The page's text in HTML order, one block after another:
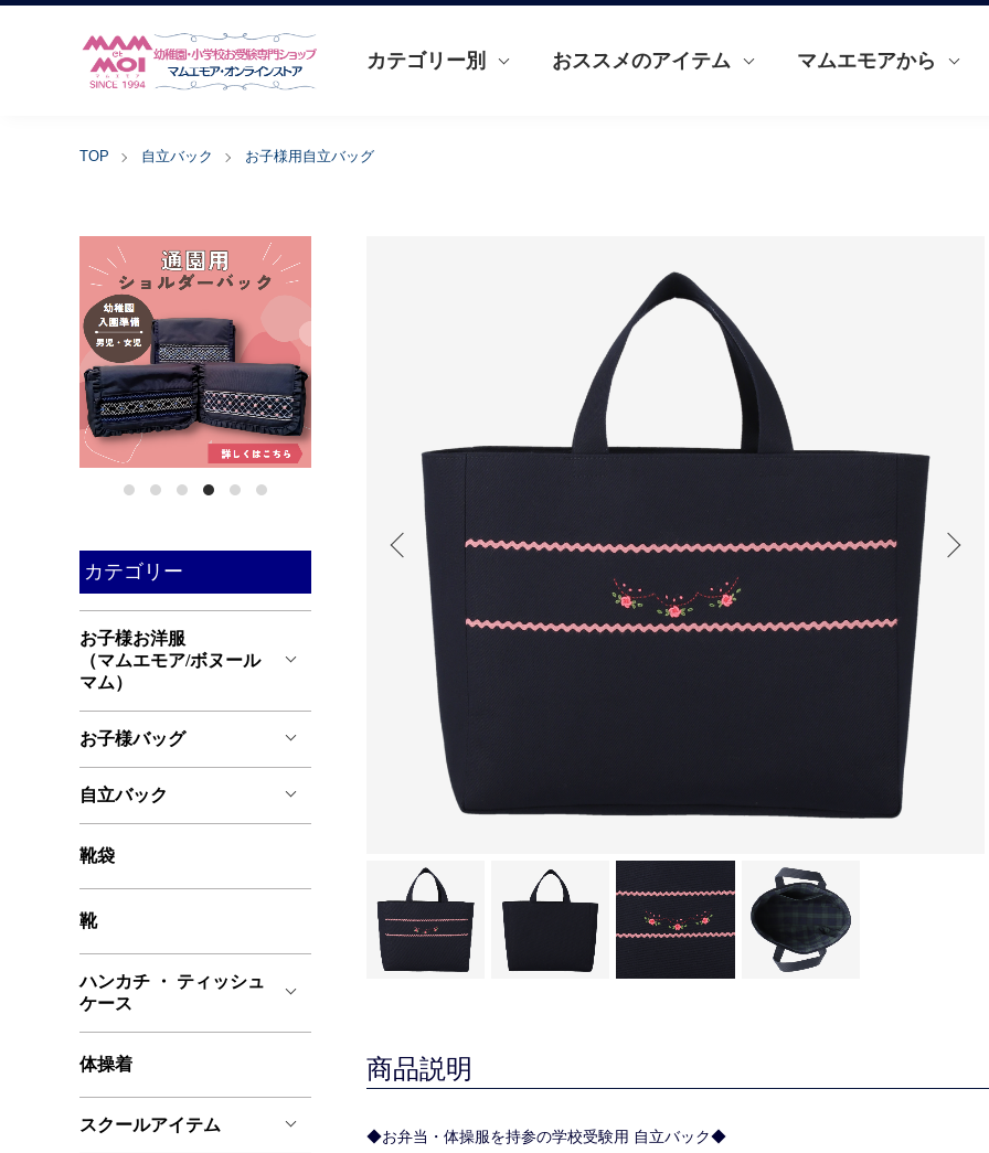
カテゴリー別 おススメのアイテム マムエモアから
TOP 自立バック お子様用自立バッグ
商品説明
◆お弁当・体操服を持参の学校受験用 自立バック◆
カテゴリー
お子様お洋服
（マムエモア/ボヌール
マム）
お子様バッグ
自立バック
靴袋
靴
ハンカチ ・ ティッシュ
ケース
体操着
スクールアイテム